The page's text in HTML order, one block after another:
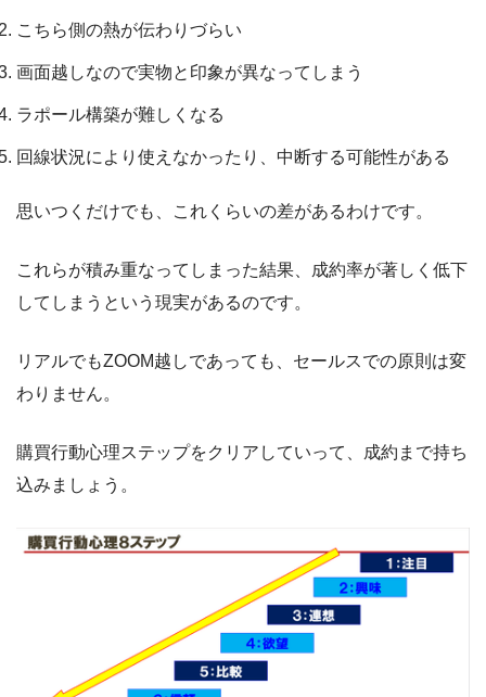
こちら側の熱が伝わりづらい
画面越しなので実物と印象が異なってしまう
ラポール構築が難しくなる
回線状況により使えなかったり、中断する可能性がある
思いつくだけでも、これくらいの差があるわけです。
これらが積み重なってしまった結果、成約率が著しく低下
してしまうという現実があるのです。
リアルでもZOOM越しであっても、セールスでの原則は変
わりません。
購買行動心理ステップをクリアしていって、成約まで持ち
込みましょう。